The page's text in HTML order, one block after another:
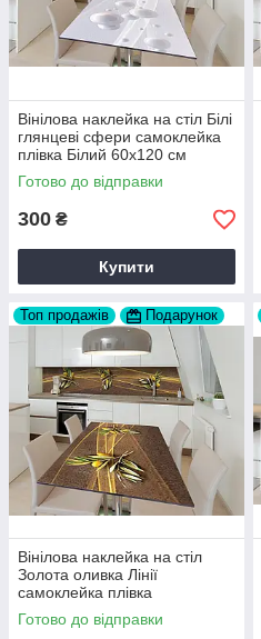
Вінілова наклейка на стіл Білі
глянцеві сфери самоклейка
плівка Білий 60х120 см
Happy Pocket Z182326
Готово до відправки
300 ₴
Купити
Топ продажів Подарунок
Вінілова наклейка на стіл
Золота оливка Лінії
самоклейка плівка
Коричневий 60х120 см Happy
Pocket Z183742
Готово до відправки